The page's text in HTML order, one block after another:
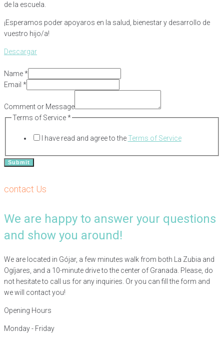
de la escuela.
¡Esperamos poder apoyaros en la salud, bienestar y desarrollo de
vuestro hijo/a!
Descargar
Name*
Service
Message
Email *
Comment or Message
Terms of Service*
I have read and agree to theTerms of Service
Submit
contact Us
We are happy to answer your questions
and show you around!
We are located in Gójar, a few minutes walk from both La Zubia and
Ogíjares, and a 10-minute drive to the center of Granada. Please, do
not hesitate to call us for any inquiries. Or you can fill the form and
we will contact you!
Opening Hours
Monday - Friday